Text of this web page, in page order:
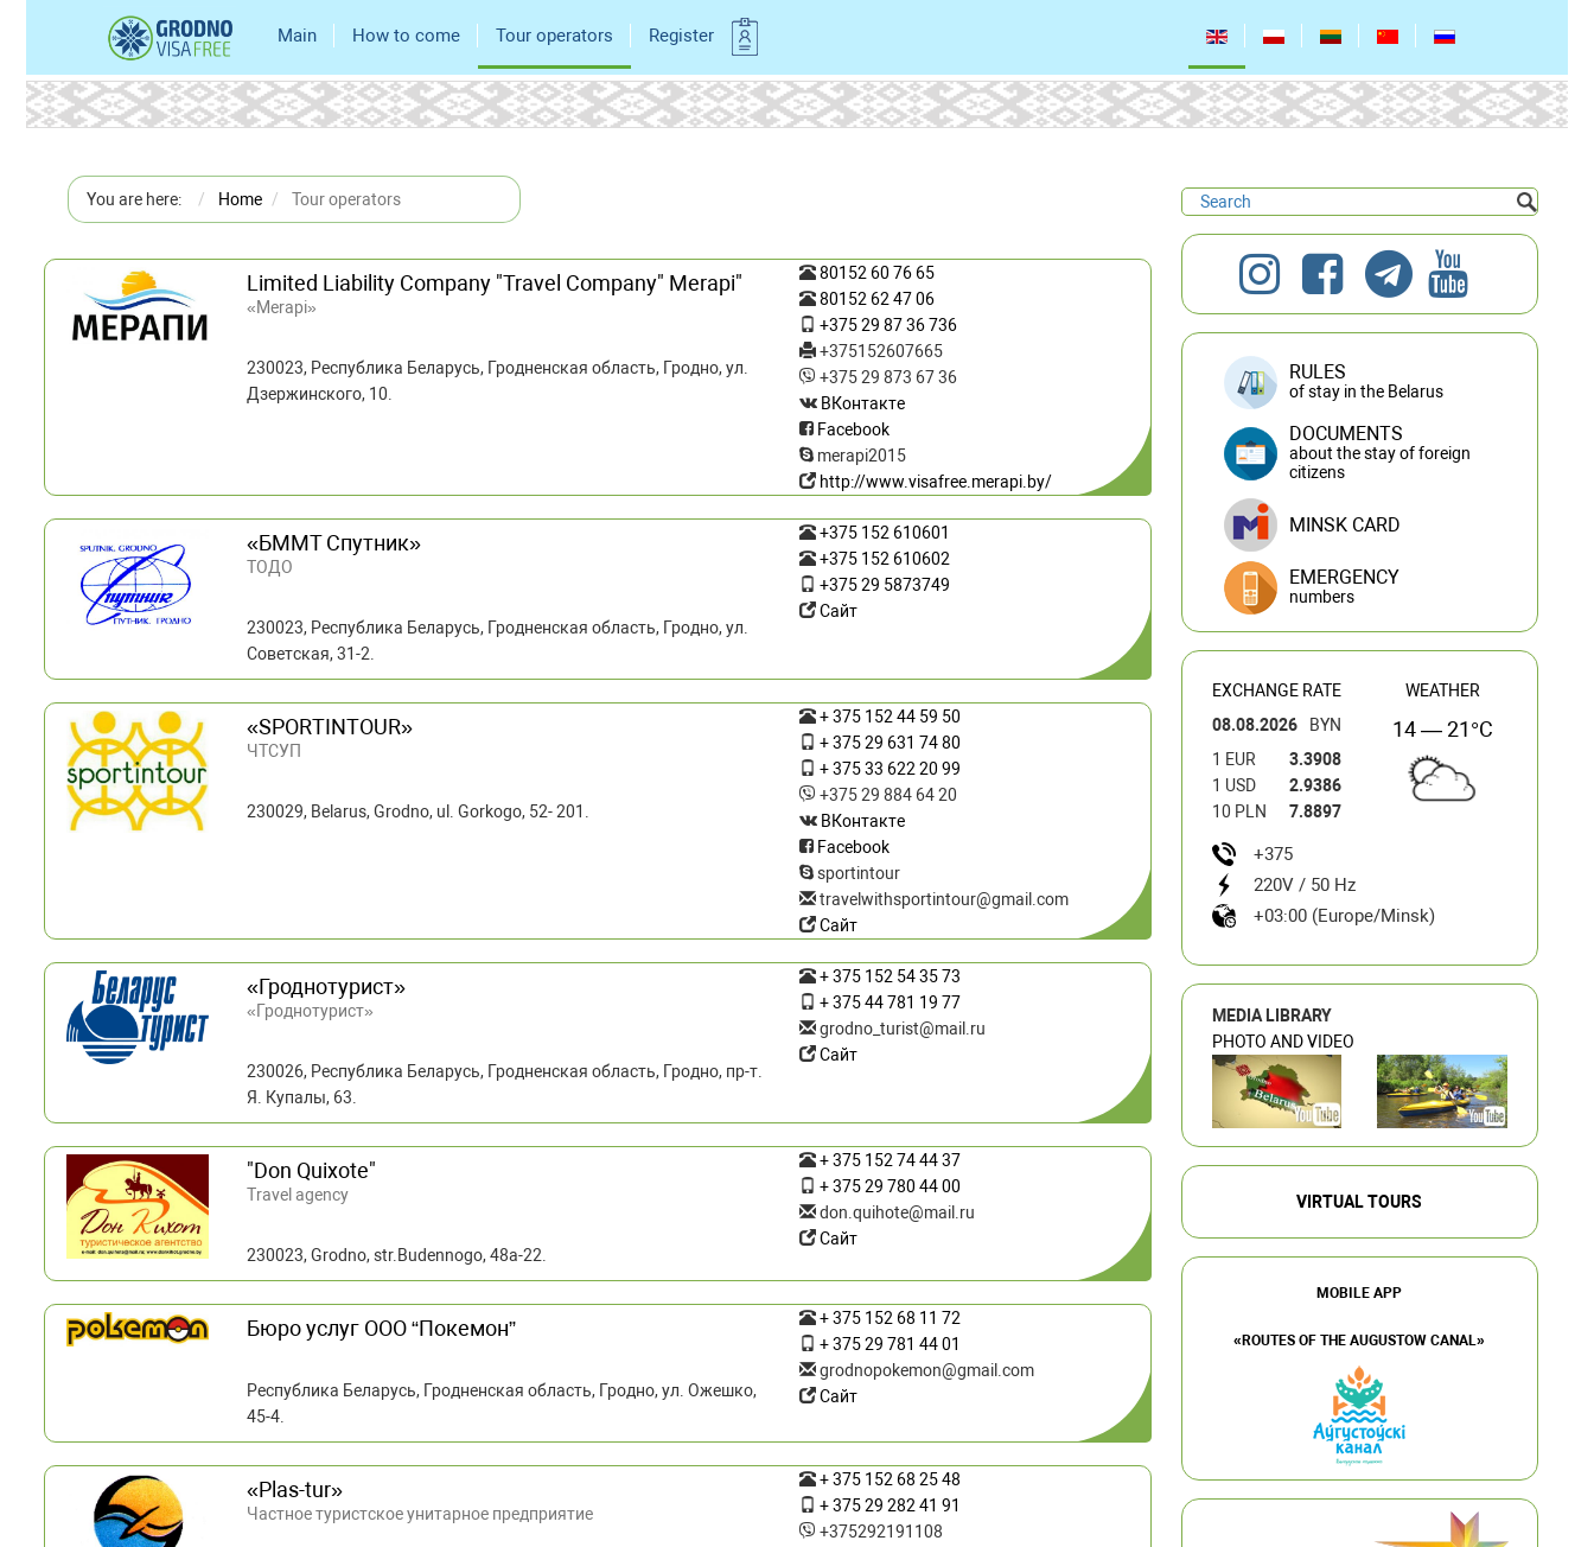
Main How to come Tour operators Register
You are here: Home Tour operators
Limited Liability Company "Travel Company" Merapi"
«Merapi»
230023, Республика Беларусь, Гродненская область, Гродно, ул.
Дзержинского, 10.
80152 60 76 65
80152 62 47 06
+375 29 87 36 736
+375152607665
+375 29 873 67 36
ВКонтакте
Facebook
merapi2015
http://www.visafree.merapi.by/
«БММТ Спутник»
ТОДО
230023, Республика Беларусь, Гродненская область, Гродно, ул.
Советская, 31-2.
+375 152 610601
+375 152 610602
+375 29 5873749
Сайт
«SPORTINTOUR»
ЧТСУП
230029, Belarus, Grodno, ul. Gorkogo, 52- 201.
+ 375 152 44 59 50
+ 375 29 631 74 80
+ 375 33 622 20 99
+375 29 884 64 20
ВКонтакте
Facebook
sportintour
travelwithsportintour@gmail.com
Сайт
«Гроднотурист»
«Гроднотурист»
230026, Республика Беларусь, Гродненская область, Гродно, пр-т.
Я. Купалы, 63.
+ 375 152 54 35 73
+ 375 44 781 19 77
grodno_turist@mail.ru
Сайт
"Don Quixote"
Тravel agency
230023, Grodno, str.Budennogo, 48a-22.
+ 375 152 74 44 37
+ 375 29 780 44 00
don.quihote@mail.ru
Сайт
Бюро услуг ООО “Покемон”
Республика Беларусь, Гродненская область, Гродно, ул. Ожешко,
45-4.
+ 375 152 68 11 72
+ 375 29 781 44 01
grodnopokemon@gmail.com
Сайт
«Plas-tur»
Частное туристское унитарное предприятие
+ 375 152 68 25 48
+ 375 29 282 41 91
+375292191108
RULES
of stay in the Belarus
DOCUMENTS
about the stay of foreign
citizens
MINSK CARD
EMERGENCY
numbers
EXCHANGE RATE
08.08.2026
BYN
1 EUR
3.3908
1 USD
2.9386
10 PLN
7.8897
WEATHER
14 — 21°C
+375
220V / 50 Hz
+03:00 (Europe/Minsk)
MEDIA LIBRARY
PHOTO AND VIDEO
VIRTUAL TOURS
MOBILE APP
«ROUTES OF THE AUGUSTOW CANAL»